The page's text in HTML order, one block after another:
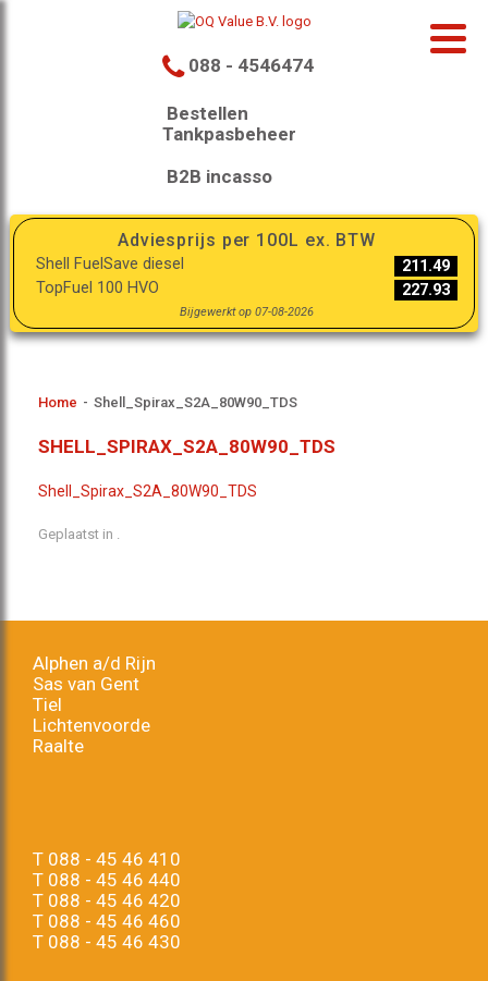
088 - 4546474
Bestellen
Tankpasbeheer
B2B incasso
Adviesprijs per 100L ex. BTW
Shell FuelSave diesel
211.49
TopFuel 100 HVO
227.93
Bijgewerkt op 07-08-2026
Home - Shell_Spirax_S2A_80W90_TDS
SHELL_SPIRAX_S2A_80W90_TDS
Shell_Spirax_S2A_80W90_TDS
Geplaatst in .
Alphen a/d Rijn
Sas van Gent
Tiel
Lichtenvoorde
Raalte
T 088 - 45 46 410
T 088 - 45 46 440
T 088 - 45 46 420
T 088 - 45 46 460
T 088 - 45 46 430